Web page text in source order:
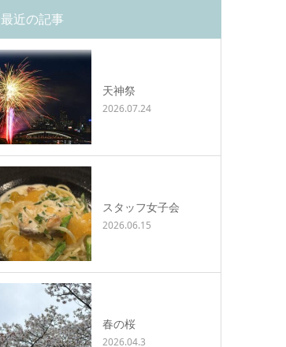
最近の記事
天神祭
2026.07.24
スタッフ女子会
2026.06.15
春の桜
2026.04.3